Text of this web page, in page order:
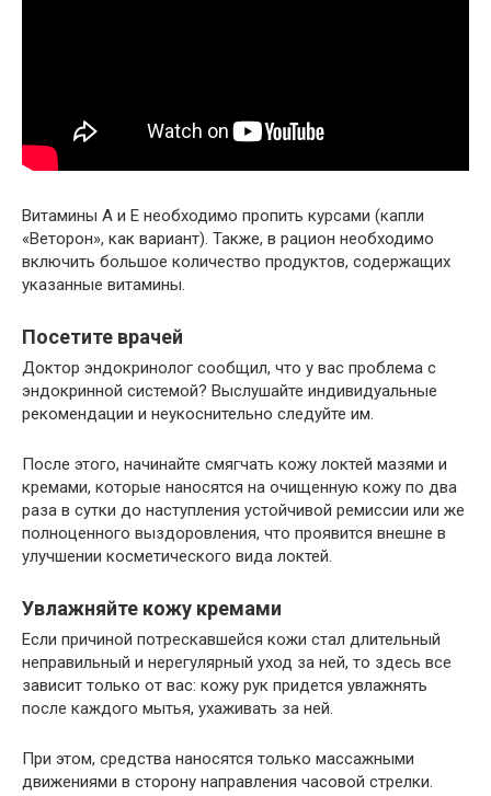
Витамины А и Е необходимо пропить курсами (капли
«Веторон», как вариант). Также, в рацион необходимо
включить большое количество продуктов, содержащих
указанные витамины.
Посетите врачей
Доктор эндокринолог сообщил, что у вас проблема с
эндокринной системой? Выслушайте индивидуальные
рекомендации и неукоснительно следуйте им.
После этого, начинайте смягчать кожу локтей мазями и
кремами, которые наносятся на очищенную кожу по два
раза в сутки до наступления устойчивой ремиссии или же
полноценного выздоровления, что проявится внешне в
улучшении косметического вида локтей.
Увлажняйте кожу кремами
Если причиной потрескавшейся кожи стал длительный
неправильный и нерегулярный уход за ней, то здесь все
зависит только от вас: кожу рук придется увлажнять
после каждого мытья, ухаживать за ней.
При этом, средства наносятся только массажными
движениями в сторону направления часовой стрелки.